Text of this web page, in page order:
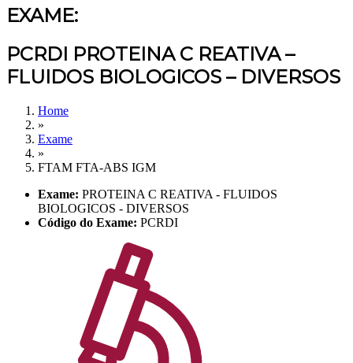
EXAME:
PCRDI PROTEINA C REATIVA –
FLUIDOS BIOLOGICOS – DIVERSOS
Home
»
Exame
»
FTAM FTA-ABS IGM
Exame: PROTEINA C REATIVA - FLUIDOS
BIOLOGICOS - DIVERSOS
Código do Exame: PCRDI